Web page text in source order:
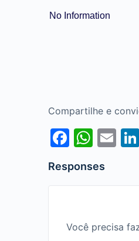
No Information
Compartilhe e
Responses
Você precisa